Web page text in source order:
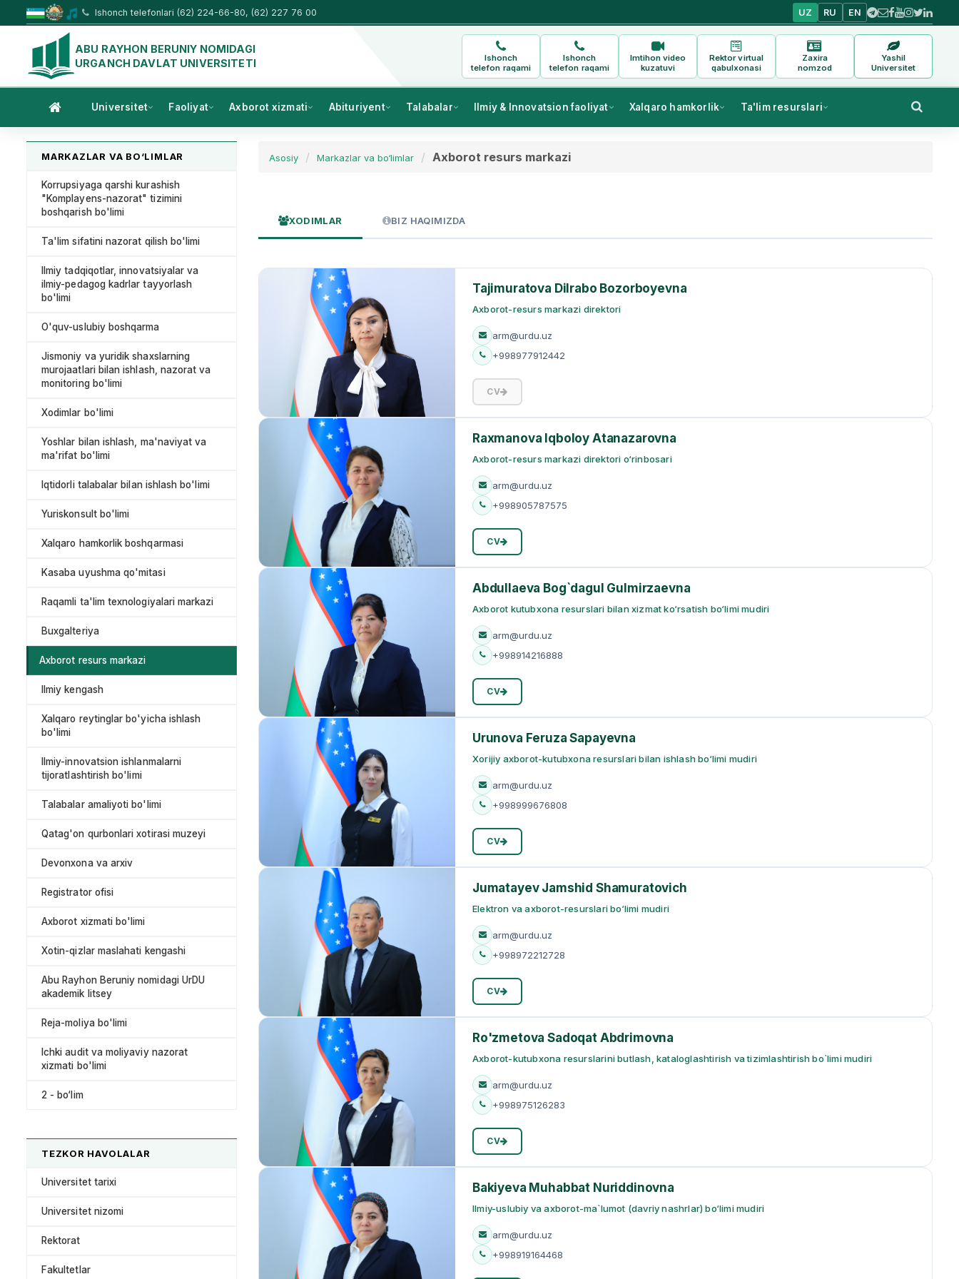
Ishonch telefonlari (62) 224-66-80, (62) 227 76 00 UZ RU EN
ABU RAYHON BERUNIY NOMIDAGI
URGANCH DAVLAT UNIVERSITETI
Ishonch
telefon raqami
Ishonch
telefon raqami
Imtihon video
kuzatuvi
Rektor virtual
qabulxonasi
Zaxira
nomzod
Yashil
Universitet
Universitet Faoliyat Axborot xizmati Abituriyent Talabalar Ilmiy & Innovatsion faoliyat Xalqaro hamkorlik Ta'lim resurslari
Asosiy Markazlar va bo‘limlar Axborot resurs markazi
XODIMLAR BIZ HAQIMIZDA
Tajimuratova Dilrabo Bozorboyevna
Axborot-resurs markazi direktori
arm@urdu.uz
+998977912442
CV
Raxmanova Iqboloy Atanazarovna
Axborot-resurs markazi direktori o‘rinbosari
arm@urdu.uz
+998905787575
CV
Abdullaeva Bog`dagul Gulmirzaevna
Axborot kutubxona resurslari bilan xizmat ko‘rsatish bo‘limi mudiri
arm@urdu.uz
+998914216888
CV
Urunova Feruza Sapayevna
Xorijiy axborot-kutubxona resurslari bilan ishlash bo‘limi mudiri
arm@urdu.uz
+998999676808
CV
Jumatayev Jamshid Shamuratovich
Elektron va axborot-resurslari bo‘limi mudiri
arm@urdu.uz
+998972212728
CV
Ro'zmetova Sadoqat Abdrimovna
Axborot-kutubxona resurslarini butlash, kataloglashtirish va tizimlashtirish bo`limi mudiri
arm@urdu.uz
+998975126283
CV
Bakiyeva Muhabbat Nuriddinovna
Ilmiy-uslubiy va axborot-ma`lumot (davriy nashrlar) bo‘limi mudiri
arm@urdu.uz
+998919164468
MARKAZLAR VA BO‘LIMLAR
Korrupsiyaga qarshi kurashish
"Komplayens-nazorat" tizimini
boshqarish bo'limi
Ta'lim sifatini nazorat qilish bo'limi
Ilmiy tadqiqotlar, innovatsiyalar va
ilmiy-pedagog kadrlar tayyorlash
bo'limi
O'quv-uslubiy boshqarma
Jismoniy va yuridik shaxslarning
murojaatlari bilan ishlash, nazorat va
monitoring bo'limi
Xodimlar bo'limi
Yoshlar bilan ishlash, ma'naviyat va
ma'rifat bo'limi
Iqtidorli talabalar bilan ishlash bo'limi
Yuriskonsult bo'limi
Xalqaro hamkorlik boshqarmasi
Kasaba uyushma qo'mitasi
Raqamli ta'lim texnologiyalari markazi
Buxgalteriya
Axborot resurs markazi
Ilmiy kengash
Xalqaro reytinglar bo'yicha ishlash
bo'limi
Ilmiy-innovatsion ishlanmalarni
tijoratlashtirish bo'limi
Talabalar amaliyoti bo'limi
Qatag'on qurbonlari xotirasi muzeyi
Devonxona va arxiv
Registrator ofisi
Axborot xizmati bo'limi
Xotin-qizlar maslahati kengashi
Abu Rayhon Beruniy nomidagi UrDU
akademik litsey
Reja-moliya bo'limi
Ichki audit va moliyaviy nazorat
xizmati bo'limi
2 - bo‘lim
TEZKOR HAVOLALAR
Universitet tarixi
Universitet nizomi
Rektorat
Fakultetlar